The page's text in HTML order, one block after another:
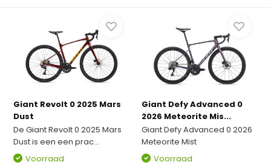
Giant Revolt 0 2025 Mars
Dust
De Giant Revolt 0 2025 Mars
Dust is een een prac...
Voorraad
Giant Defy Advanced 0
2026 Meteorite Mis...
Giant Defy Advanced 0 2026
Meteorite Mist
Voorraad